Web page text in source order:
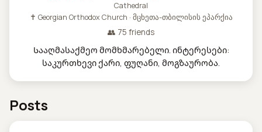
Cathedral
✝ Georgian Orthodox Church · მცხეთა-თბილისის ეპარქია
👥 75 friends
Სააღმასაქმეო მომხმარებელი. ინტერესები:
საკურთხევი ქარი, ფუღანი, მოგზაურობა.
Posts